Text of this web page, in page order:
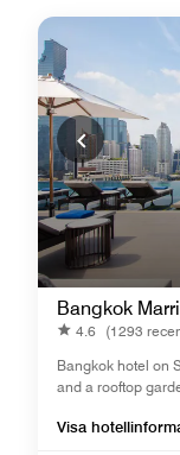
Bangkok
4.6 (1293
Bangkok hotel on
and a rooftop
Visa